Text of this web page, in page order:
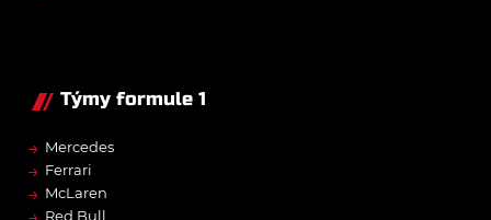
Týmy formule 1
→ Mercedes
→ Ferrari
→ McLaren
Red Bull